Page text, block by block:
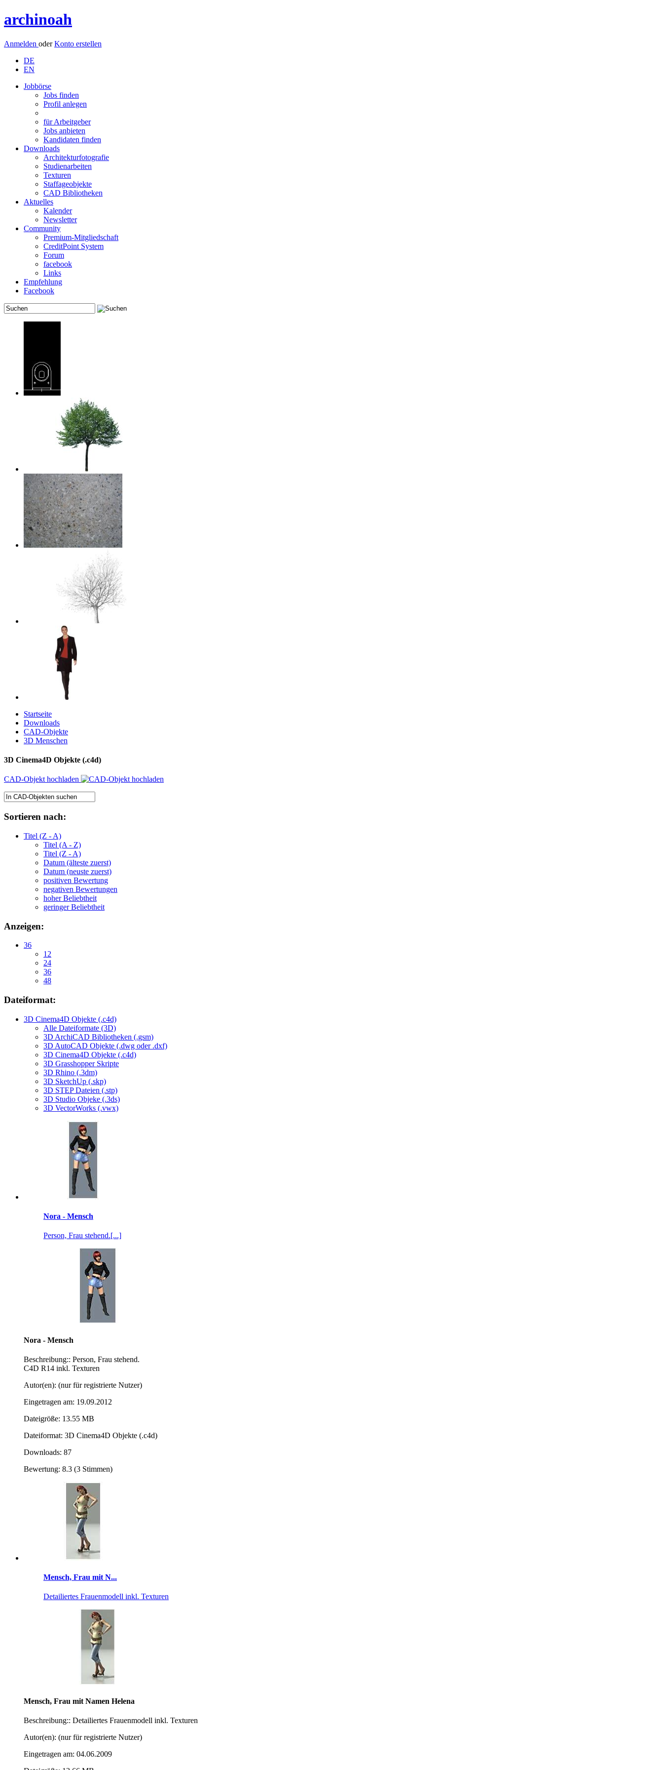
archinoah
Anmelden oderKonto erstellen
DE
EN
Jobbörse
Jobs finden
Profil anlegen
für Arbeitgeber
Jobs anbieten
Kandidaten finden
Downloads
Architekturfotografie
Studienarbeiten
Texturen
Staffageobjekte
CAD Bibliotheken
Aktuelles
Kalender
Newsletter
Community
Premium-Mitgliedschaft
CreditPoint System
Forum
facebook
Links
Empfehlung
Facebook
Startseite
Downloads
CAD-Objekte
3D Menschen
3D Cinema4D Objekte (.c4d)
CAD-Objekt hochladen
Sortieren nach:
Titel (Z - A)
Titel (A - Z)
Titel (Z - A)
Datum (älteste zuerst)
Datum (neuste zuerst)
positiven Bewertung
negativen Bewertungen
hoher Beliebtheit
geringer Beliebtheit
Anzeigen:
36
12
24
36
48
Dateiformat:
3D Cinema4D Objekte (.c4d)
Alle Dateiformate (3D)
3D ArchiCAD Bibliotheken (.gsm)
3D AutoCAD Objekte (.dwg oder .dxf)
3D Cinema4D Objekte (.c4d)
3D Grasshopper Skripte
3D Rhino (.3dm)
3D SketchUp (.skp)
3D STEP Dateien (.stp)
3D Studio Objeke (.3ds)
3D VectorWorks (.vwx)
Nora - Mensch
Person, Frau stehend.[...]
Nora - Mensch
Beschreibung:: Person, Frau stehend.
C4D R14 inkl. Texturen
Autor(en): (nur für registrierte Nutzer)
Eingetragen am: 19.09.2012
Dateigröße: 13.55 MB
Dateiformat: 3D Cinema4D Objekte (.c4d)
Downloads: 87
Bewertung: 8.3 (3 Stimmen)
Mensch, Frau mit N...
Detailiertes Frauenmodell inkl. Texturen
Mensch, Frau mit Namen Helena
Beschreibung:: Detailiertes Frauenmodell inkl. Texturen
Autor(en): (nur für registrierte Nutzer)
Eingetragen am: 04.06.2009